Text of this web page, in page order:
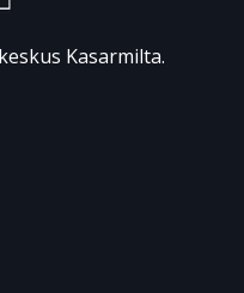
Kasarmilta.